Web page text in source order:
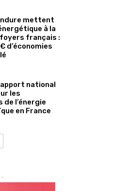
mettent
à la
français :
d’économies
national
les
de l’énergie
en France
-